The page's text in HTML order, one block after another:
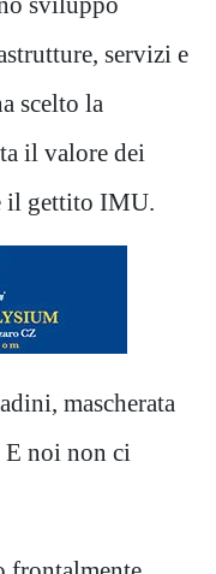
servizi e
scelto la
il valore dei
il gettito IMU.
mascherata
noi non ci